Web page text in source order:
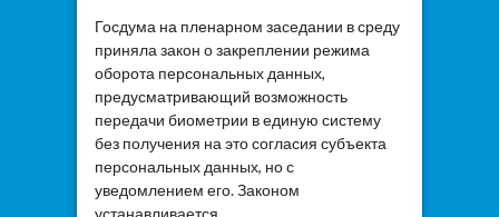
Госдума на пленарном заседании в среду
приняла закон о закреплении режима
оборота персональных данных,
предусматривающий возможность
передачи биометрии в единую систему
без получения на это согласия субъекта
персональных данных, но с
уведомлением его. Законом